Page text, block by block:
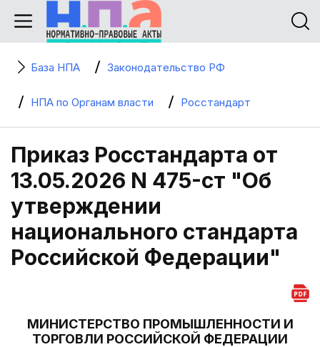
База НПА Законодательство РФ
НПА по Органам власти Росстандарт
Приказ Росстандарта от
13.05.2026 N 475-ст "Об
утверждении
национального стандарта
Российской Федерации"
МИНИСТЕРСТВО ПРОМЫШЛЕННОСТИ И
ТОРГОВЛИ РОССИЙСКОЙ ФЕДЕРАЦИИ